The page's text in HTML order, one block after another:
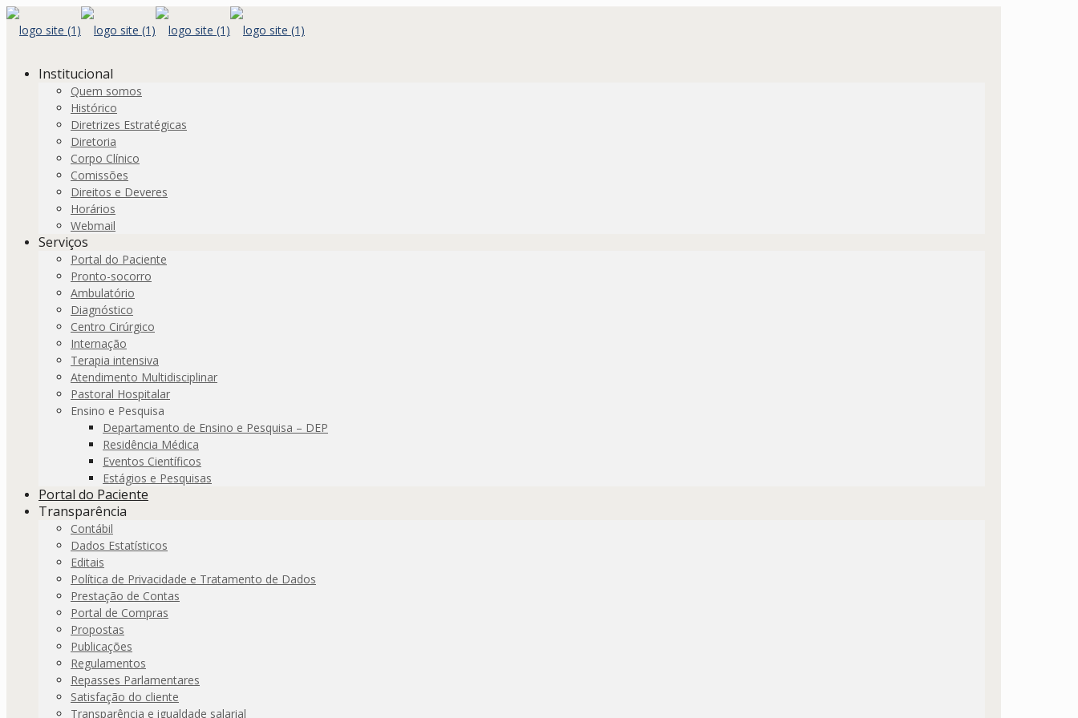
Institucional
Quem somos
Histórico
Diretrizes Estratégicas
Diretoria
Corpo Clínico
Comissões
Direitos e Deveres
Horários
Webmail
Serviços
Portal do Paciente
Pronto-socorro
Ambulatório
Diagnóstico
Centro Cirúrgico
Internação
Terapia intensiva
Atendimento Multidisciplinar
Pastoral Hospitalar
Ensino e Pesquisa
Departamento de Ensino e Pesquisa – DEP
Residência Médica
Eventos Científicos
Estágios e Pesquisas
Portal do Paciente
Transparência
Contábil
Dados Estatísticos
Editais
Política de Privacidade e Tratamento de Dados
Prestação de Contas
Portal de Compras
Propostas
Publicações
Regulamentos
Repasses Parlamentares
Satisfação do cliente
Transparência e igualdade salarial